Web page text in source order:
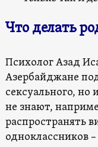
Что делать
Психолог Азад
Азербайджане
сексуального, но
не знают,
распространять
одноклассников